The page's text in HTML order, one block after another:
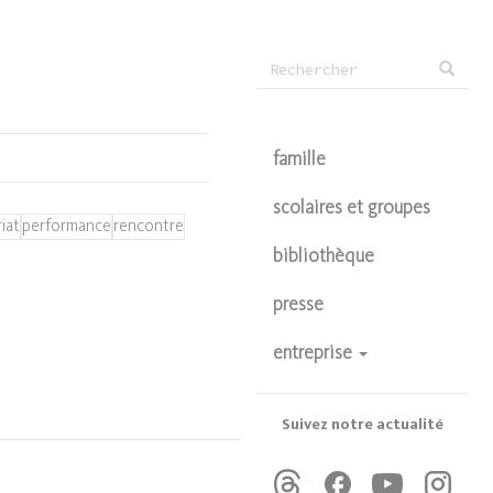
Formulaire
recherche
famille
scolaires et groupes
bibliothèque
presse
entreprise
Suivez notre actualité
performance rencontre